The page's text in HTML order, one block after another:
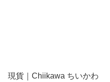
現貨｜Chiikawa ちいかわ